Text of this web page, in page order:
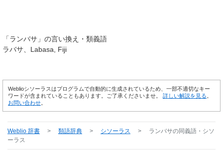
「ランバサ 」の言い換え・類義語
ラバサ
Labasa, Fiji
Weblioシソーラスはプログラムで自動的に生成されているため、一部不適切なキー
ワードが含まれていることもあります。ご了承くださいませ。 詳しい解説を見る
お問い合わせ
Weblio 辞書 > 類語辞典 > シソーラス > ランバサの同義語・シソ
ーラス